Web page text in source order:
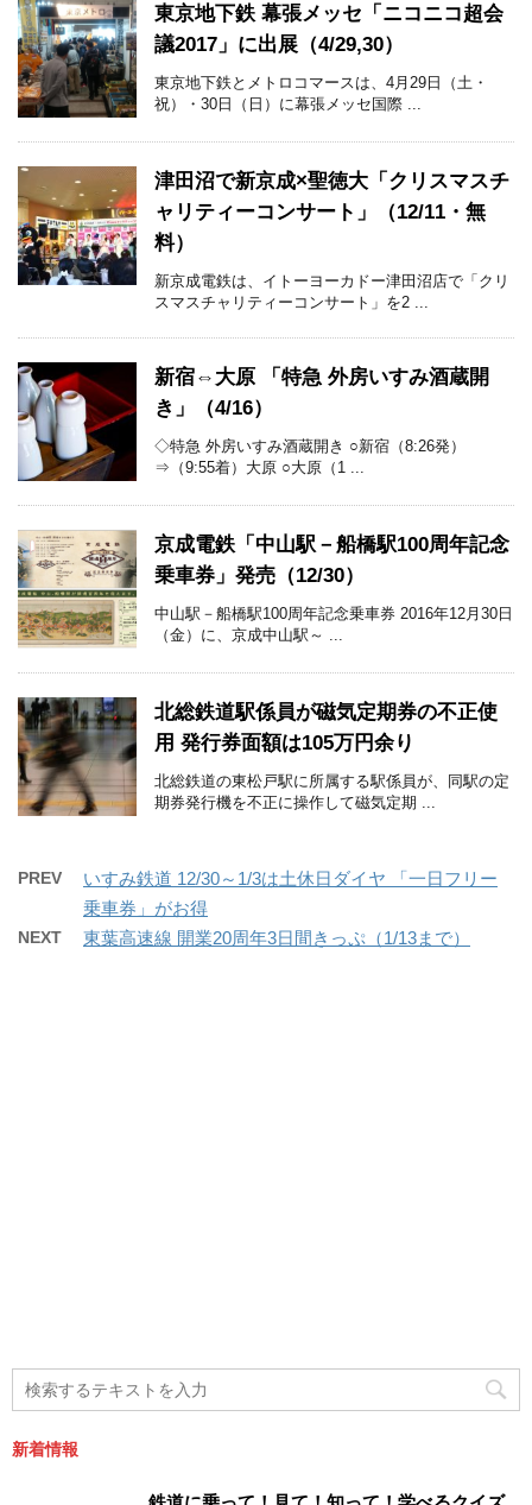
東京地下鉄 幕張メッセ「ニコニコ超会
議2017」に出展（4/29,30）
東京地下鉄とメトロコマースは、4月29日（土・
祝）・30日（日）に幕張メッセ国際 ...
津田沼で新京成×聖徳大「クリスマスチ
ャリティーコンサート」（12/11・無
料）
新京成電鉄は、イトーヨーカドー津田沼店で「クリ
スマスチャリティーコンサート」を2 ...
新宿⇔大原 「特急 外房いすみ酒蔵開
き」（4/16）
◇特急 外房いすみ酒蔵開き ○新宿（8:26発）
⇒（9:55着）大原 ○大原（1 ...
京成電鉄「中山駅－船橋駅100周年記念
乗車券」発売（12/30）
中山駅－船橋駅100周年記念乗車券 2016年12月30日
（金）に、京成中山駅～ ...
北総鉄道駅係員が磁気定期券の不正使
用 発行券面額は105万円余り
北総鉄道の東松戸駅に所属する駅係員が、同駅の定
期券発行機を不正に操作して磁気定期 ...
PREV
いすみ鉄道 12/30～1/3は土休日ダイヤ 「一日フリー
乗車券」がお得
NEXT 東葉高速線 開業20周年3日間きっぷ（1/13まで）
新着情報